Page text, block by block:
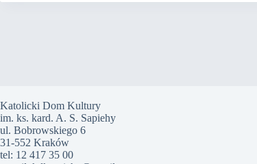
Katolicki Dom Kultury
im. ks. kard. A. S. Sapiehy
ul. Bobrowskiego 6
31-552 Kraków
tel: 12 417 35 00